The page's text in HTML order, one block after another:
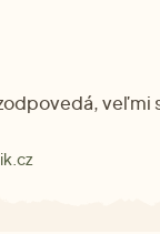
veľmi